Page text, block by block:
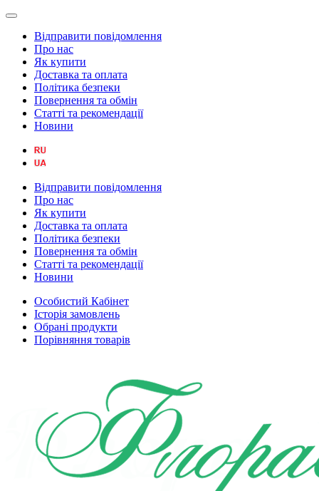
Відправити повідомлення
Про нас
Як купити
Доставка та оплата
Політика безпеки
Повернення та обмін
Статті та рекомендації
Новини
Відправити повідомлення
Про нас
Як купити
Доставка та оплата
Політика безпеки
Повернення та обмін
Статті та рекомендації
Новини
Особистий Кабінет
Історія замовлень
Обрані продукти
Порівняння товарів